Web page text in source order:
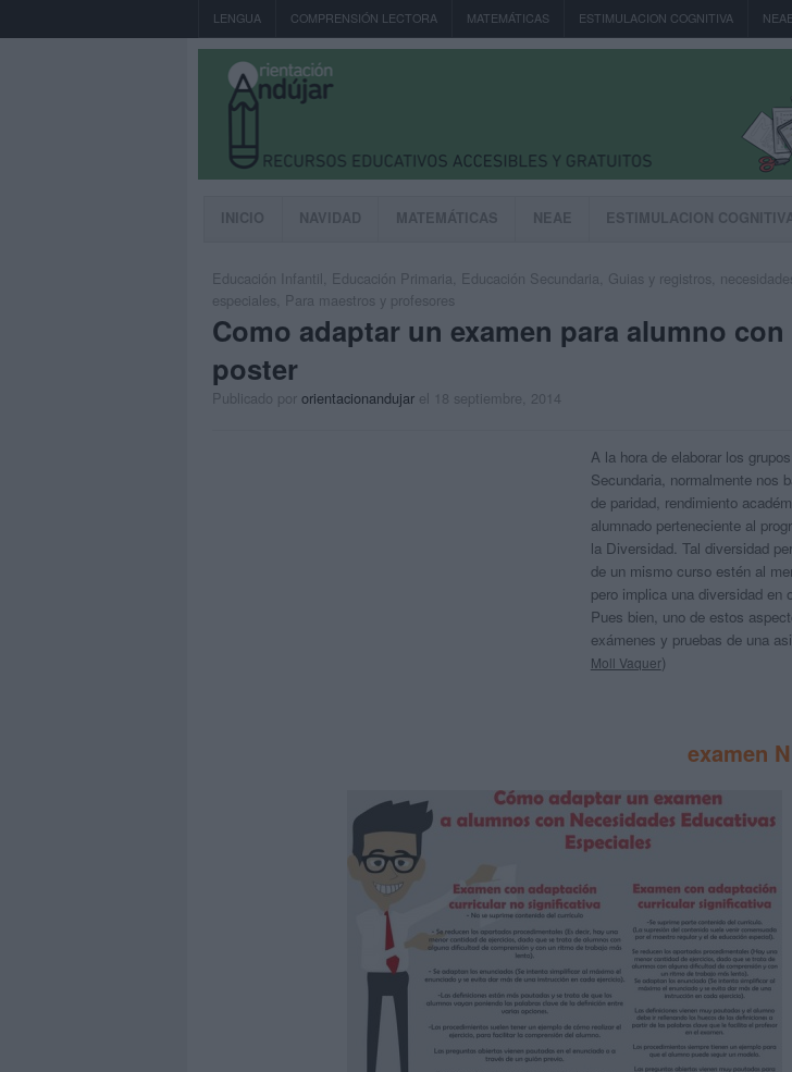
LENGUA COMPRENSIÓN LECTORA MATEMÁTICAS ESTIMULACION COGNITIVA NEAE
INICIO NAVIDAD MATEMÁTICAS NEAE ESTIMULACION
Educación Infantil Educación Primaria Educación Secundaria Guias y registros
especiales
Para maestros y profesores
Como adaptar un examen para alumno con
poster
Publicado por orientacionandujar el 18 septiembre, 2014
A la hora de elaborar los
Secundaria, normalmente nos
de paridad, rendimiento
alumnado perteneciente al
la Diversidad. Tal diversidad
de un mismo curso estén al
pero implica una diversidad en
Pues bien, uno de estos
exámenes y pruebas de una
Moll Vaquer)
examen